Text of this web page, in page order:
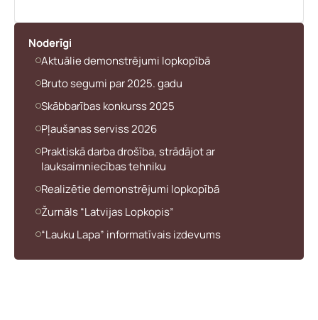
Noderīgi
Aktuālie demonstrējumi lopkopībā
Bruto segumi par 2025. gadu
Skābbarības konkurss 2025
Pļaušanas serviss 2026
Praktiskā darba drošība, strādājot ar
lauksaimniecības tehniku
Realizētie demonstrējumi lopkopībā
Žurnāls “Latvijas Lopkopis”
“Lauku Lapa” informatīvais izdevums